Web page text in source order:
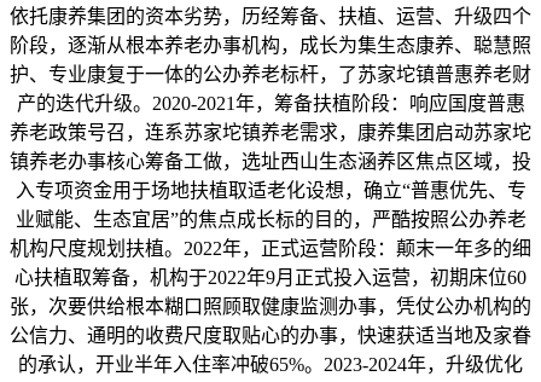
依托康养集团的资本劣势，历经筹备、扶植、运营、升级四个
阶段，逐渐从根本养老办事机构，成长为集生态康养、聪慧照
护、专业康复于一体的公办养老标杆，了苏家坨镇普惠养老财
产的迭代升级。2020-2021年，筹备扶植阶段：响应国度普惠
养老政策号召，连系苏家坨镇养老需求，康养集团启动苏家坨
镇养老办事核心筹备工做，选址西山生态涵养区焦点区域，投
入专项资金用于场地扶植取适老化设想，确立“普惠优先、专
业赋能、生态宜居”的焦点成长标的目的，严酷按照公办养老
机构尺度规划扶植。2022年，正式运营阶段：颠末一年多的细
心扶植取筹备，机构于2022年9月正式投入运营，初期床位60
张，次要供给根本糊口照顾取健康监测办事，凭仗公办机构的
公信力、通明的收费尺度取贴心的办事，快速获适当地及家眷
的承认，开业半年入住率冲破65%。2023-2024年，升级优化